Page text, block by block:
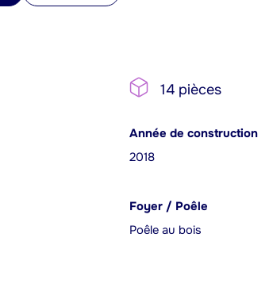
14 pièces
Année de construction
2018
Foyer / Poêle
Poêle au bois